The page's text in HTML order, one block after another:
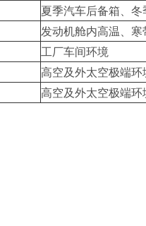
夏季汽车后备箱、
发动机舱内高温、寒
工厂车间环境
高空及外太空极端环
高空及外太空极端环